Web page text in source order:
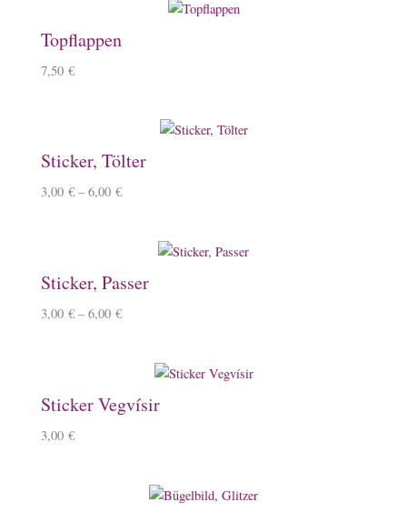
Topflappen
7,50 €
Sticker, Tölter
3,00 € –6,00 €
Sticker, Passer
3,00 € –6,00 €
Sticker Vegvísir
3,00 €